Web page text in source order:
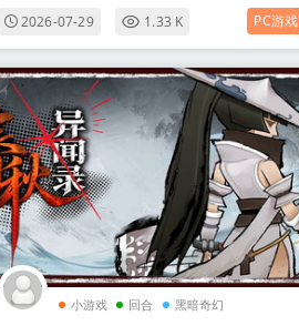
2026-07-29 1.33 K PC游戏
小游戏 回合 黑暗奇幻